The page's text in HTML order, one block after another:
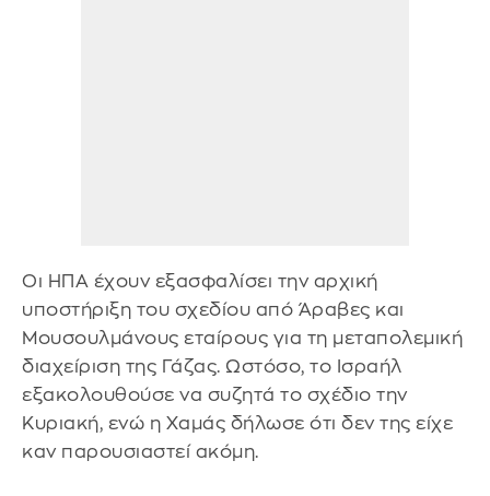
Οι ΗΠΑ έχουν εξασφαλίσει την αρχική
υποστήριξη του σχεδίου από Άραβες και
Μουσουλμάνους εταίρους για τη μεταπολεμική
διαχείριση της Γάζας. Ωστόσο, το Ισραήλ
εξακολουθούσε να συζητά το σχέδιο την
Κυριακή, ενώ η Χαμάς δήλωσε ότι δεν της είχε
καν παρουσιαστεί ακόμη.